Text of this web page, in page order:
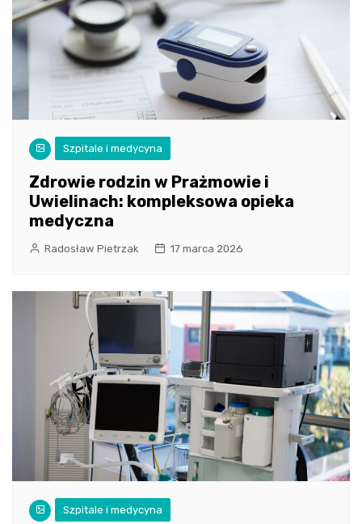
Szpitale i medycyna
Zdrowie rodzin w Prażmowie i
Uwielinach: kompleksowa opieka
medyczna
Radosław Pietrzak 17 marca 2026
Szpitale i medycyna